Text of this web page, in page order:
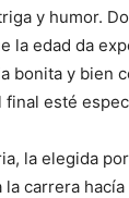
y humor.
la edad da
bonita y bien
final esté
la elegida
carrera hacía